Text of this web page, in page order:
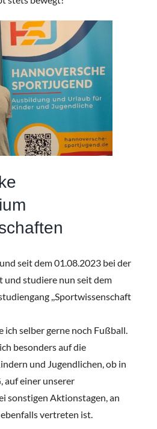
seit dem 01.08.2023 bei der
und studiere nun seit dem
,,Sportwissenschaft
ich selber gerne noch Fußball.
besonders auf die
und Jugendlichen, ob in
auf einer unserer
sonstigen Aktionstagen, an
vertreten ist.